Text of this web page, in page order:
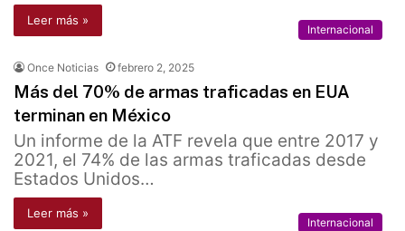
Leer más »
Internacional
Once Noticias febrero 2, 2025
Más del 70% de armas traficadas en EUA
terminan en México
Un informe de la ATF revela que entre 2017 y
2021, el 74% de las armas traficadas desde
Estados Unidos…
Leer más »
Internacional